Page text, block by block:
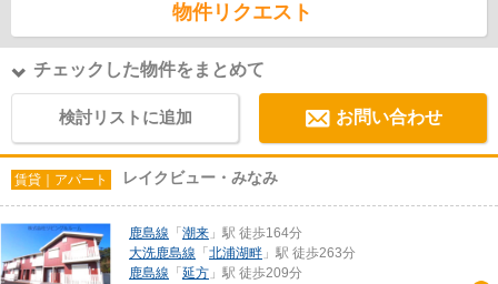
物件リクエスト
チェックした物件をまとめて
検討リストに追加 お問い合わせ
賃貸｜アパート レイクビュー・みなみ
鹿島線 「 潮来 」駅 徒歩164分
大洗鹿島線 「 北浦湖畔 」駅 徒歩263分
鹿島線 「 延方 」駅 徒歩209分